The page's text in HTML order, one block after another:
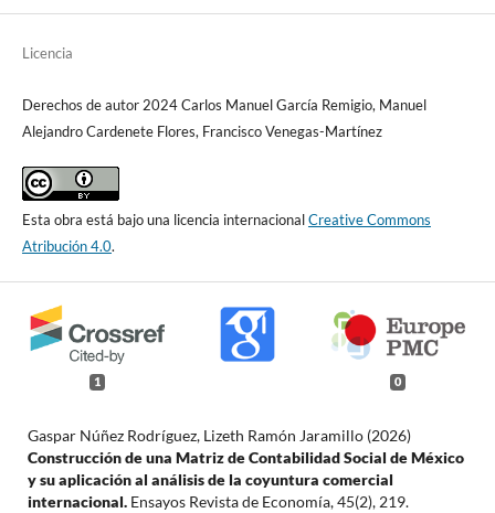
Licencia
Derechos de autor 2024 Carlos Manuel García Remigio, Manuel
Alejandro Cardenete Flores, Francisco Venegas-Martínez
Esta obra está bajo una licencia internacionalCreative Commons
Atribución 4.0.
1 0
Gaspar Núñez Rodríguez, Lizeth Ramón Jaramillo (2026)
Construcción de una Matriz de Contabilidad Social de México
y su aplicación al análisis de la coyuntura comercial
internacional. Ensayos Revista de Economía,45(2), 219.